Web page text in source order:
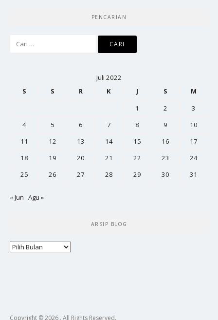
PENCARIAN
Juli 2022
S
S R K J S
M
1
2
3
4
5 6 7 8 9
10
11
12 13 14 15 16
17
18
19 20 21 22 23
24
25
26 27 28 29 30 31
« Jun Agu »
ARSIP BLOG
Arsip
Copyright © 2026 . All Rights Reserved.